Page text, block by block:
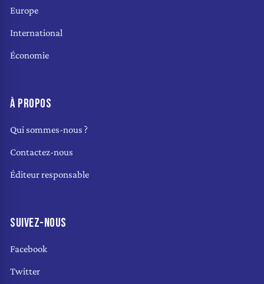
Europe
International
Économie
À PROPOS
Qui sommes-nous ?
Contactez-nous
Éditeur responsable
SUIVEZ-NOUS
Facebook
Twitter